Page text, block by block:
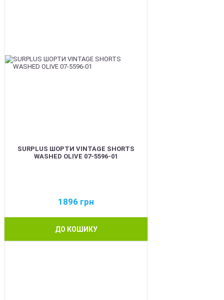
SURPLUS ШОРТИ VINTAGE SHORTS
WASHED OLIVE 07-5596-01
1896 грн
ДО КОШИКУ